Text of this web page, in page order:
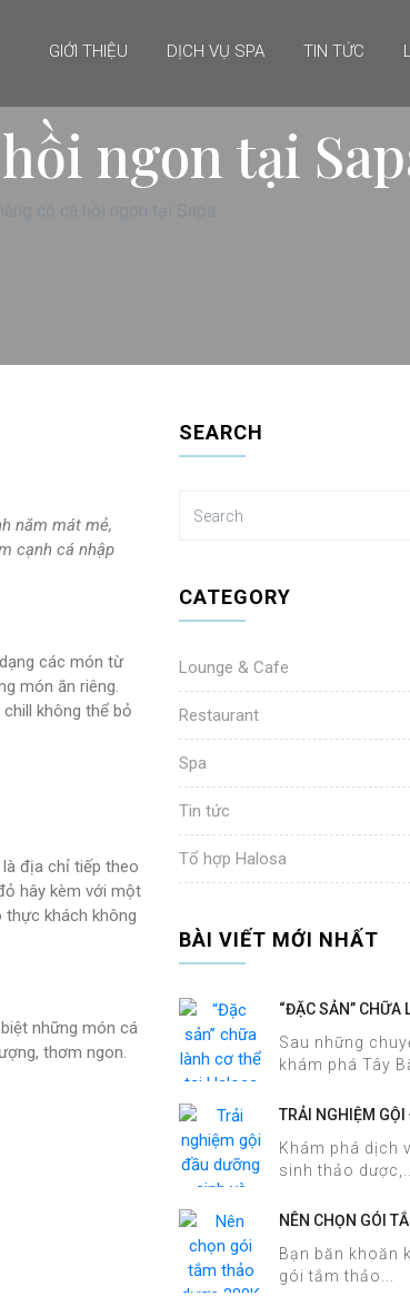
GIỚI THIỆU DỊCH VỤ SPA TIN TỨC
ngon tại
có cá hồi ngon tại Sapa
năm mát mẻ,
cạnh cá nhập
các món từ
món ăn riêng.
không thể bỏ
địa chỉ tiếp theo
hây kèm với một
khách không
những món cá
thơm ngon.
SEARCH
CATEGORY
Lounge & Cafe
Restaurant
Spa
Tin tức
Tổ hợp Halosa
BÀI VIẾT MỚI NHẤT
“ĐẶC SẢN” CHỮA
Sau những
khám phá Tây
TRẢI NGHIỆM
MASSAGE
Khám phá dịch
sinh thảo dược,...
NÊN CHỌN GÓI
MASSAGE?
Bạn băn khoăn
gói tắm thảo...